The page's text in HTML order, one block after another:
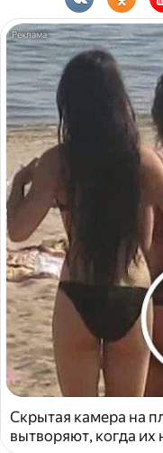
Скрытая камера на
вытворяют, когда их